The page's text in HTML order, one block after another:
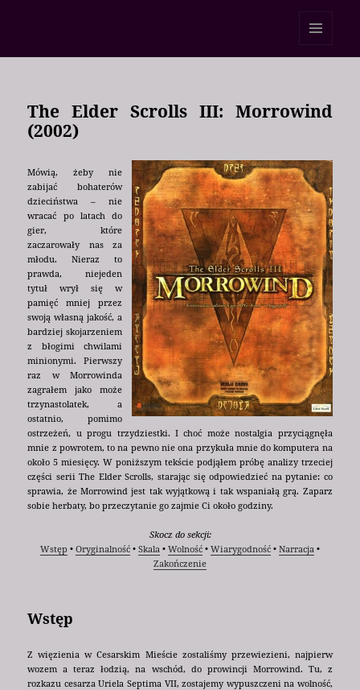
The Elder Scrolls III: Morrowind
(2002)
Mówią, żeby nie
zabijać bohaterów
dzieciństwa – nie
wracać po latach do
gier, które
zaczarowały nas za
młodu. Nieraz to
prawda, niejeden
tytuł wrył się w
pamięć mniej przez
swoją własną jakość, a
bardziej skojarzeniem
z błogimi chwilami
minionymi. Pierwszy
raz w Morrowinda
zagrałem jako może
trzynastolatek, a
ostatnio, pomimo
ostrzeżeń, u progu trzydziestki. I choć może nostalgia przyciągnęła
mnie z powrotem, to na pewno nie ona przykuła mnie do komputera na
około 5 miesięcy. W poniższym tekście podjąłem próbę analizy trzeciej
części serii The Elder Scrolls, starając się odpowiedzieć na pytanie: co
sprawia, że Morrowind jest tak wyjątkową i tak wspaniałą grą. Zaparz
sobie herbaty, bo przeczytanie go zajmie Ci około godziny.
Skocz do sekcji:
Wstęp • Oryginalność • Skala • Wolność • Wiarygodność • Narracja •
Zakończenie
Wstęp
Z więzienia w Cesarskim Mieście zostaliśmy przewiezieni, najpierw
wozem a teraz łodzią, na wschód, do prowincji Morrowind. Tu, z
rozkazu cesarza Uriela Septima VII, zostajemy wypuszczeni na wolność,